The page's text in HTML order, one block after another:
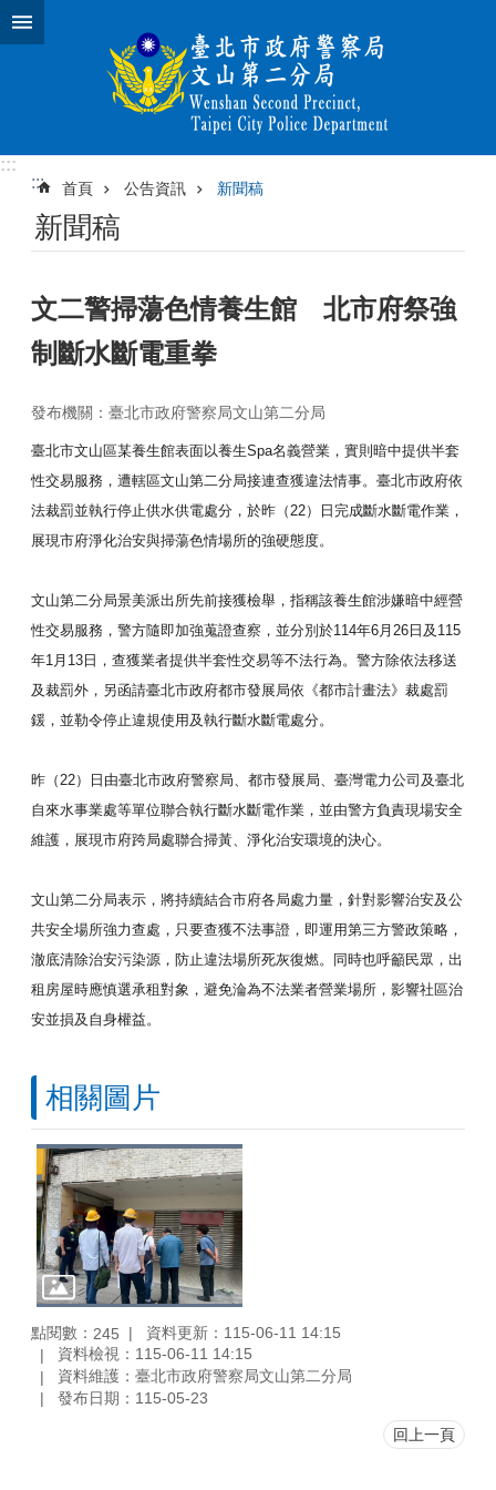
跳到主要內容區塊
:::
:::
首頁 公告資訊 新聞稿
新聞稿
文二警掃蕩色情養生館 北市府祭強
制斷水斷電重拳
發布機關：臺北市政府警察局文山第二分局
臺北市文山區某養生館表面以養生Spa名義營業，實則暗中提供半套
性交易服務，遭轄區文山第二分局接連查獲違法情事。臺北市政府依
法裁罰並執行停止供水供電處分，於昨（22）日完成斷水斷電作業，
展現市府淨化治安與掃蕩色情場所的強硬態度。
文山第二分局景美派出所先前接獲檢舉，指稱該養生館涉嫌暗中經營
性交易服務，警方隨即加強蒐證查察，並分別於114年6月26日 及115
年1月13日，查獲業者提供半套性交易等不法行為。 警方除依法移送
及裁罰外，另函請臺北市政府都市發展局依《都市計畫法》裁處罰
鍰，並勒令停止違規使用及執行斷水斷電處分。
昨（22）日由臺北市政府警察局、都市發展局、臺灣電力公司及臺北
自來水事業處等單位聯合執行斷水斷電作業，並由警方負責現場安全
維護，展現市府跨局處聯合掃黃、淨化治安環境的決心。
文山第二分局表示，將持續結合市府各局處力量，針對影響治安及公
共安全場所強力查處，只要查獲不法事證，即運用第三方警政策略，
澈底清除治安污染源，防止違法場所死灰復燃。同時也呼籲民眾，出
租房屋時應慎選承租對象，避免淪為不法業者營業場所，影響社區治
安並損及自身權益。
相關圖片
點閱數： 245
資料更新：115-06-11 14:15
資料檢視：115-06-11 14:15
資料維護：臺北市政府警察局文山第二分局
發布日期：115-05-23
回上一頁